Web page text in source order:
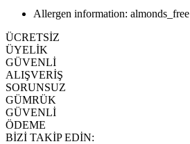
Allergen information: almonds_free
ÜCRETSİZ
ÜYELİK
GÜVENLİ
ALIŞVERİŞ
SORUNSUZ
GÜMRÜK
GÜVENLİ
ÖDEME
BİZİ TAKİP EDİN: